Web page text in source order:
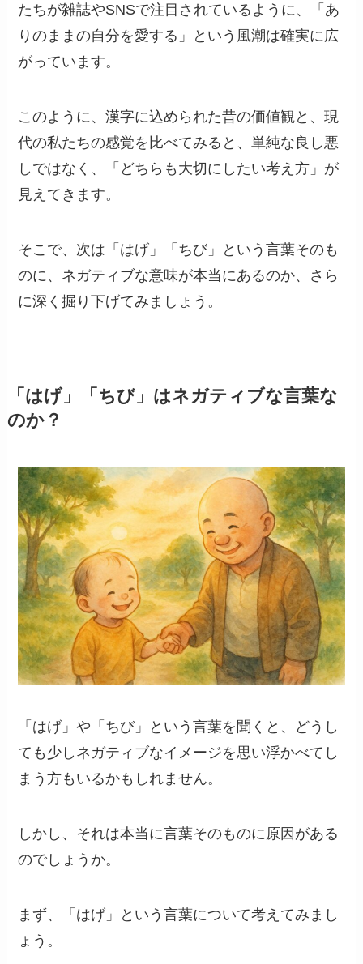
たちが雑誌やSNSで注目されているように、「あ
りのままの自分を愛する」という風潮は確実に広
がっています。
このように、漢字に込められた昔の価値観と、現
代の私たちの感覚を比べてみると、単純な良し悪
しではなく、「どちらも大切にしたい考え方」が
見えてきます。
そこで、次は「はげ」「ちび」という言葉そのも
のに、ネガティブな意味が本当にあるのか、さら
に深く掘り下げてみましょう。
「はげ」「ちび」はネガティブな言葉な
のか？
「はげ」や「ちび」という言葉を聞くと、どうし
ても少しネガティブなイメージを思い浮かべてし
まう方もいるかもしれません。
しかし、それは本当に言葉そのものに原因がある
のでしょうか。
まず、「はげ」という言葉について考えてみまし
ょう。